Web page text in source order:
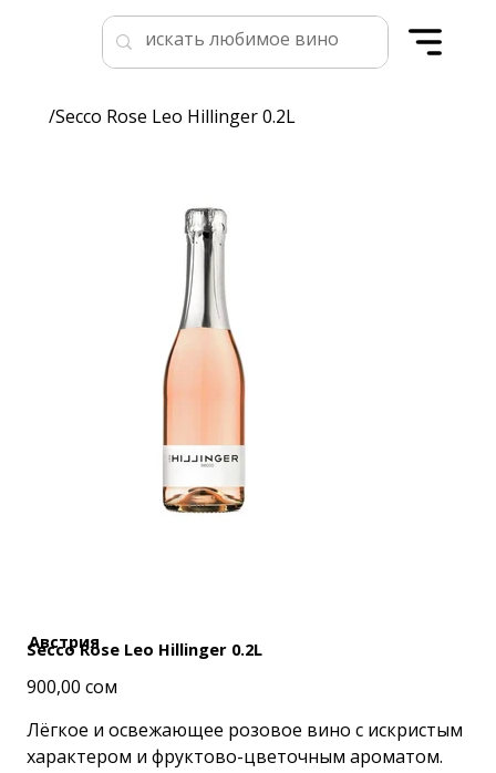
/Secco Rose Leo Hillinger 0.2L
Secco Rose Leo Hillinger 0.2L
Цена
900,00 сом
Лёгкое и освежающее розовое вино с искристым
характером и фруктово-цветочным ароматом.
Австрия